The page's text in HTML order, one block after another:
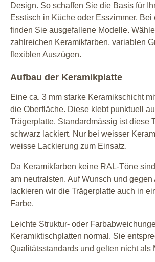
Design. So schaffen Sie die Basis für
Esstisch in Küche oder Esszimmer. Bei
finden Sie ausgefallene Modelle.
zahlreichen Keramikfarben, variablen
flexiblen Auszügen.
Aufbau der Keramikplatte
Eine ca. 3 mm starke Keramikschicht
die Oberfläche. Diese klebt punktuell
Trägerplatte. Standardmässig ist diese
schwarz lackiert. Nur bei weisser
weisse Lackierung zum Einsatz.
Da Keramikfarben keine RAL-Töne
am neutralsten. Auf Wunsch und gegen
lackieren wir die Trägerplatte auch in
Farbe.
Leichte Struktur- oder
Keramiktischplatten normal. Sie
Qualitätsstandards und gelten nicht als